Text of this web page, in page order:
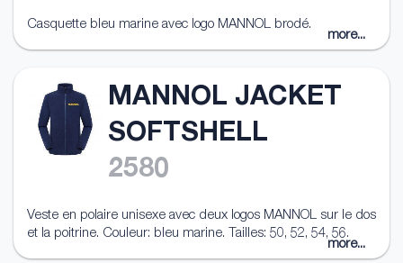
Casquette bleu marine avec logo MANNOL brodé.
more...
MANNOL JACKET
SOFTSHELL
2580
Veste en polaire unisexe avec deux logos MANNOL sur le dos
et la poitrine. Couleur: bleu marine. Tailles: 50, 52, 54, 56.
more...